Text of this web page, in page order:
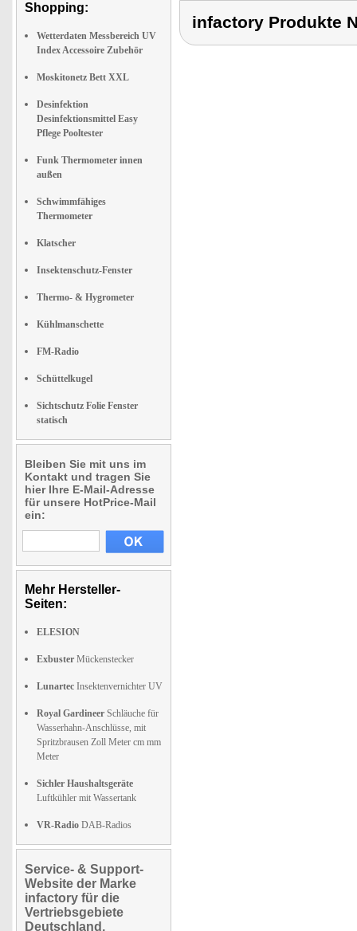
Shopping:
Wetterdaten Messbereich UV
Index Accessoire Zubehör
Moskitonetz Bett XXL
Desinfektion
Desinfektionsmittel Easy
Pflege Pooltester
Funk Thermometer innen
außen
Schwimmfähiges
Thermometer
Klatscher
Insektenschutz-Fenster
Thermo- & Hygrometer
Kühlmanschette
FM-Radio
Schüttelkugel
Sichtschutz Folie Fenster
statisch
Bleiben Sie mit uns im
Kontakt und tragen Sie
hier Ihre E-Mail-Adresse
für unsere HotPrice-Mail
ein:
Mehr Hersteller-
Seiten:
ELESION
Exbuster Mückenstecker
Lunartec Insektenvernichter UV
Royal Gardineer Schläuche für
Wasserhahn-Anschlüsse, mit
Spritzbrausen Zoll Meter cm mm
Meter
Sichler Haushaltsgeräte
Luftkühler mit Wassertank
VR-Radio DAB-Radios
Service- & Support-
Website der Marke
infactory für die
Vertriebsgebiete
Deutschland,
infactory Produkte